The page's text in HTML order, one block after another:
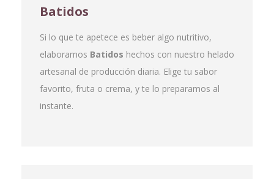
Batidos
Si lo que te apetece es beber algo nutritivo,
elaboramos Batidos hechos con nuestro helado
artesanal de producción diaria. Elige tu sabor
favorito, fruta o crema, y te lo preparamos al
instante.